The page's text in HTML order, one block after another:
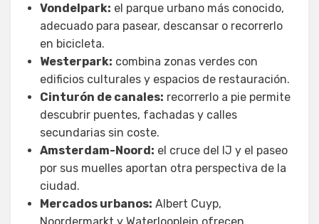
Vondelpark: el parque urbano más conocido,
adecuado para pasear, descansar o recorrerlo
en bicicleta.
Westerpark: combina zonas verdes con
edificios culturales y espacios de restauración.
Cinturón de canales: recorrerlo a pie permite
descubrir puentes, fachadas y calles
secundarias sin coste.
Amsterdam-Noord: el cruce del IJ y el paseo
por sus muelles aportan otra perspectiva de la
ciudad.
Mercados urbanos: Albert Cuyp,
Noordermarkt y Waterlooplein ofrecen